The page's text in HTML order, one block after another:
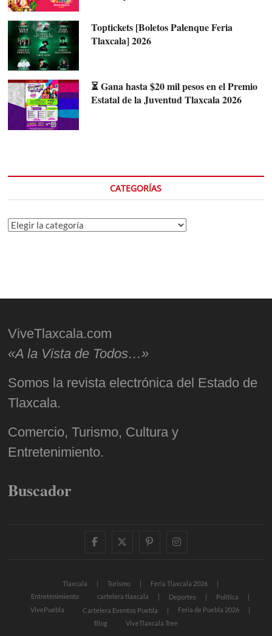
Toptickets [Boletos Palenque Feria
Tlaxcala] 2026
⏳ Gana hasta $20 mil pesos en el Premio
Estatal de la Juventud Tlaxcala 2026
CATEGORÍAS
Categorías
ViveTlaxcala.com
«A la Vista de Todos…»
Somos la revista electrónica del Estado de
Tlaxcala.
Comercio, Turismo, Cultura y
Entretenimiento.
Buscador
facebooktwitter
pinterestinstagram
Tlaxcala Turismo
Feria Tlaxcala 2026
Entretenimiento
cartelera tlaxcala Deportes
Política
VivePuebla
Cartelera Eventos Puebla
Feria de Puebla 2026
Blog
ViveTlaxcala Tree